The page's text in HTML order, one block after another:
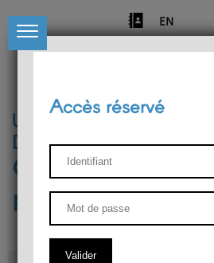
EN
Université de Liège
Département de
Centre de
Accès réservé